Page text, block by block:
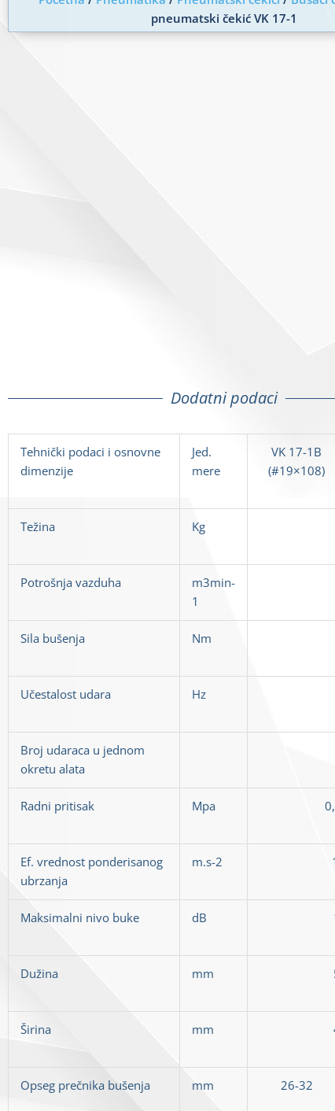
pneumatski čekić VK 17-1
Dodatni podaci
Tehnički podaci i osnovne
dimenzije
Jed.
mere
VK 17-1B
(#19×108)
Težina Kg
Potrošnja vazduha
m3min-
1
Sila bušenja Nm
Učestalost udara Hz
Broj udaraca u jednom
okretu alata
Radni pritisak Mpa
Ef. vrednost ponderisanog
ubrzanja
m.s-2
Maksimalni nivo buke dB
Dužina mm
Širina mm
Opseg prečnika bušenja mm 26-32